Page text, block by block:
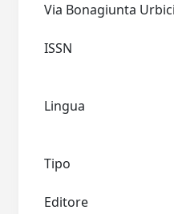
ISSN
Lingua
Tipo
Editore